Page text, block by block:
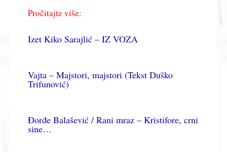
Pročitajte više:
Izet Kiko Sarajlić – IZ VOZA
Vajta – Majstori, majstori (Tekst Duško
Trifunović)
Đorđe Balašević / Rani mraz – Kristifore, crni
sine…